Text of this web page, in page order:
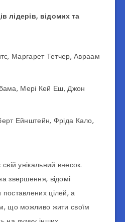
лідерів, відомих та
Маргарет Тетчер, Авраам
Мері Кей Еш, Джон
Ейнштейн, Фріда Кало,
унікальний внесок.
звершення, відомі
цілей, а
що можливо жити своїм